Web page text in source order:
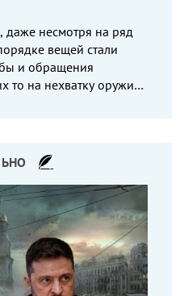
даже несмотря на ряд
вещей стали
и обращения
то на нехватку оружия,